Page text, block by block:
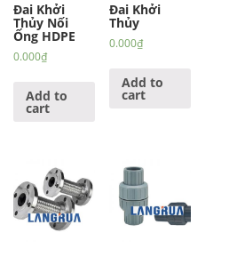
Đai Khởi
Thủy Nối
Ống HDPE
0.000₫
Add to
cart
Đai Khởi
Thủy
0.000₫
Add to
cart